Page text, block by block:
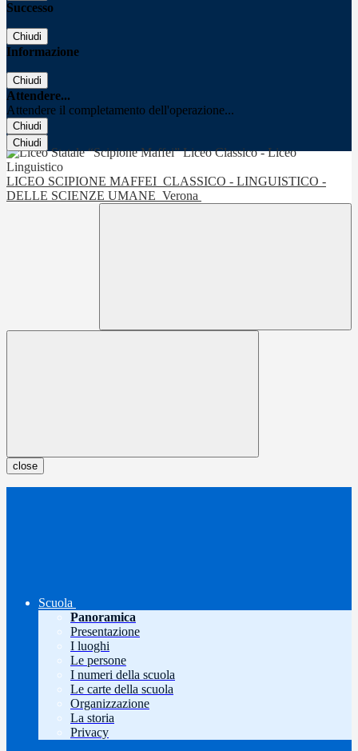
Successo
Chiudi
Informazione
Chiudi
Attendere...
Attendere il completamento dell'operazione...
Chiudi
Chiudi
LICEO SCIPIONE MAFFEI CLASSICO - LINGUISTICO -
DELLE SCIENZE UMANE Verona
close
Scuola
Panoramica
Presentazione
I luoghi
Le persone
I numeri della scuola
Le carte della scuola
Organizzazione
La storia
Privacy